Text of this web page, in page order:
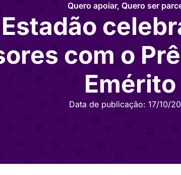
Quero apoiar, Quero ser
Estadão
com o
Emérito
Data de publicação: 17/10/